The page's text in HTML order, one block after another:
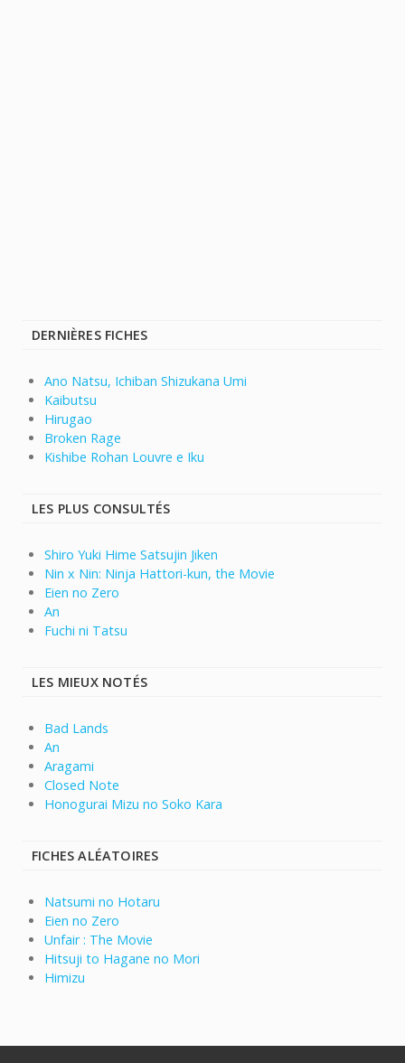
DERNIÈRES FICHES
Ano Natsu, Ichiban Shizukana Umi
Kaibutsu
Hirugao
Broken Rage
Kishibe Rohan Louvre e Iku
LES PLUS CONSULTÉS
Shiro Yuki Hime Satsujin Jiken
Nin x Nin: Ninja Hattori-kun, the Movie
Eien no Zero
An
Fuchi ni Tatsu
LES MIEUX NOTÉS
Bad Lands
An
Aragami
Closed Note
Honogurai Mizu no Soko Kara
FICHES ALÉATOIRES
Natsumi no Hotaru
Eien no Zero
Unfair : The Movie
Hitsuji to Hagane no Mori
Himizu